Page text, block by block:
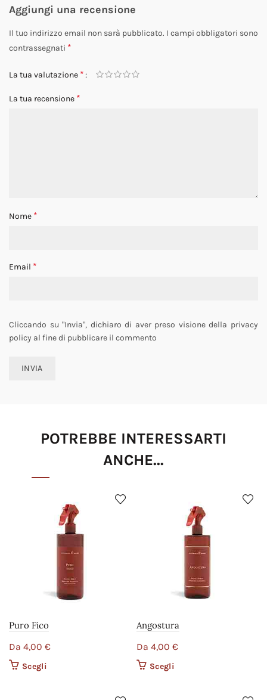
Aggiungi una recensione
Il tuo indirizzo email non sarà pubblicato. I campi obbligatori sono
contrassegnati *
La tua valutazione *
La tua recensione *
Nome *
Email *
Cliccando su "Invia", dichiaro di aver preso visione della privacy
policy al fine di pubblicare il commento
POTREBBE INTERESSARTI
ANCHE...
Puro Fico
Da 4,00 €
Scegli
Angostura
Da 4,00 €
Scegli